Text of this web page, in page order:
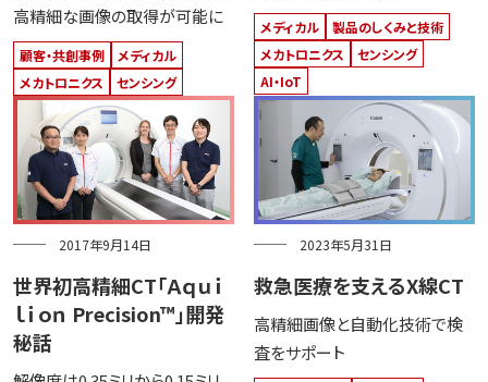
高精細な画像の取得が可能に
顧客・共創事例
メディカル
メカトロニクス
センシング
メディカル
製品のしくみと技術
メカトロニクス
センシング
AI・IoT
2017年9月14日
世界初高精細CT「Ａｑｕｉ
ｌｉｏｎ Precision™」開発
秘話
2023年5月31日
救急医療を支えるX線CT
高精細画像と自動化技術で検
査をサポート